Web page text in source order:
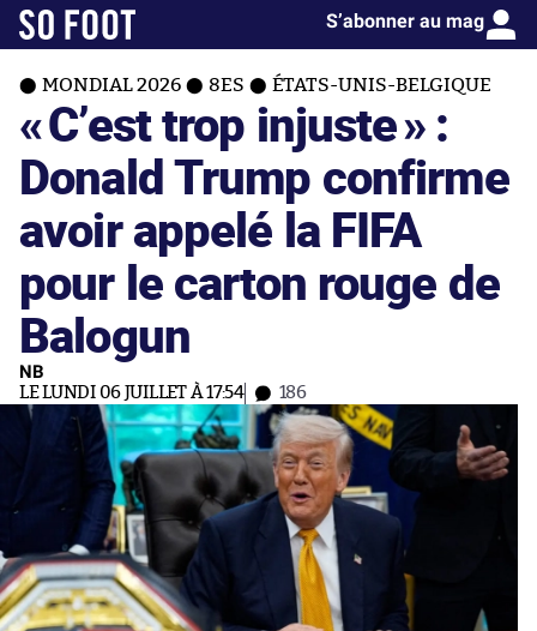
S’abonner au mag
MONDIAL 2026 8ES ÉTATS-UNIS-BELGIQUE
«C’est trop injuste» :
Donald Trump confirme
avoir appelé la FIFA
pour le carton rouge de
Balogun
NB
LE LUNDI 06 JUILLET À 17:54 186